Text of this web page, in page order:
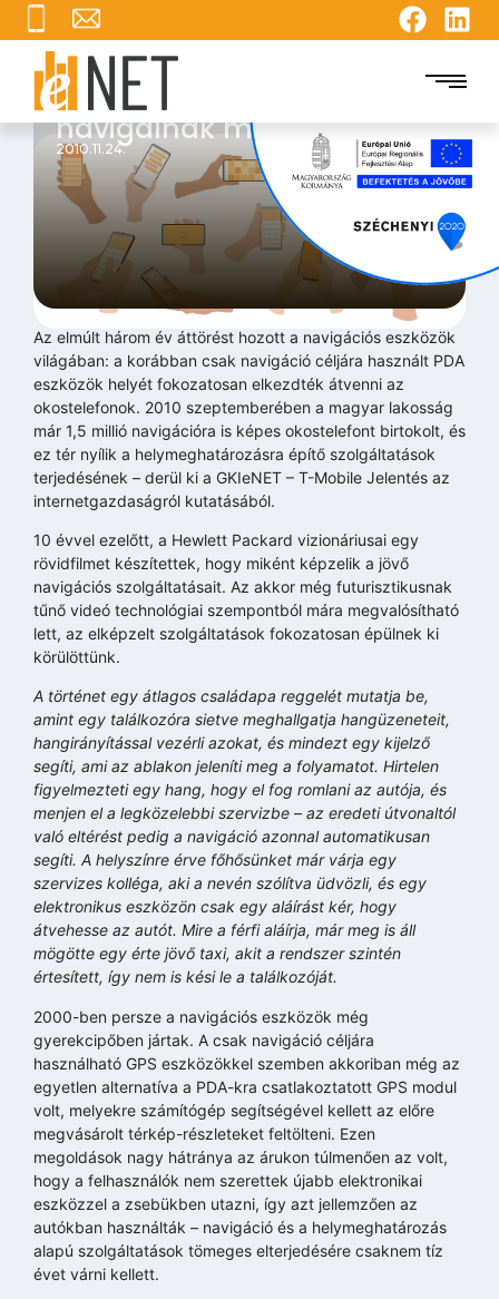
Az okostelefonok
navigálnak minket
2010.11.24.
Az elmúlt három év áttörést hozott a navigációs eszközök
világában: a korábban csak navigáció céljára használt PDA
eszközök helyét fokozatosan elkezdték átvenni az
okostelefonok. 2010 szeptemberében a magyar lakosság
már 1,5 millió navigációra is képes okostelefont birtokolt, és
ez tér nyílik a helymeghatározásra építő szolgáltatások
terjedésének – derül ki a GKIeNET – T-Mobile Jelentés az
internetgazdaságról kutatásából.
10 évvel ezelőtt, a Hewlett Packard vizionáriusai egy
rövidfilmet készítettek, hogy miként képzelik a jövő
navigációs szolgáltatásait. Az akkor még futurisztikusnak
tűnő videó technológiai szempontból mára megvalósítható
lett, az elképzelt szolgáltatások fokozatosan épülnek ki
körülöttünk.
A történet egy átlagos családapa reggelét mutatja be,
amint egy találkozóra sietve meghallgatja hangüzeneteit,
hangirányítással vezérli azokat, és mindezt egy kijelző
segíti, ami az ablakon jeleníti meg a folyamatot. Hirtelen
figyelmezteti egy hang, hogy el fog romlani az autója, és
menjen el a legközelebbi szervizbe – az eredeti útvonaltól
való eltérést pedig a navigáció azonnal automatikusan
segíti. A helyszínre érve főhősünket már várja egy
szervizes kolléga, aki a nevén szólítva üdvözli, és egy
elektronikus eszközön csak egy aláírást kér, hogy
átvehesse az autót. Mire a férfi aláírja, már meg is áll
mögötte egy érte jövő taxi, akit a rendszer szintén
értesített, így nem is kési le a találkozóját.
2000-ben persze a navigációs eszközök még
gyerekcipőben jártak. A csak navigáció céljára
használható GPS eszközökkel szemben akkoriban még az
egyetlen alternatíva a PDA-kra csatlakoztatott GPS modul
volt, melyekre számítógép segítségével kellett az előre
megvásárolt térkép-részleteket feltölteni. Ezen
megoldások nagy hátránya az árukon túlmenően az volt,
hogy a felhasználók nem szerettek újabb elektronikai
eszközzel a zsebükben utazni, így azt jellemzően az
autókban használták – navigáció és a helymeghatározás
alapú szolgáltatások tömeges elterjedésére csaknem tíz
évet várni kellett.